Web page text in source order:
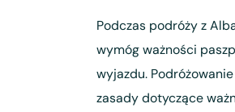
Podczas podróży z
wymóg ważności
wyjazdu.
zasady dotyczące